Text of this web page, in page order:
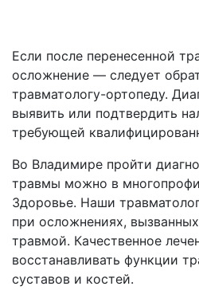
Если после перенесенной
осложнение — следует
травматологу-ортопеду.
выявить или подтвердить
требующей
Во Владимире пройти
травмы можно в
Здоровье. Наши
при осложнениях,
травмой. Качественное
восстанавливать функции
суставов и костей.